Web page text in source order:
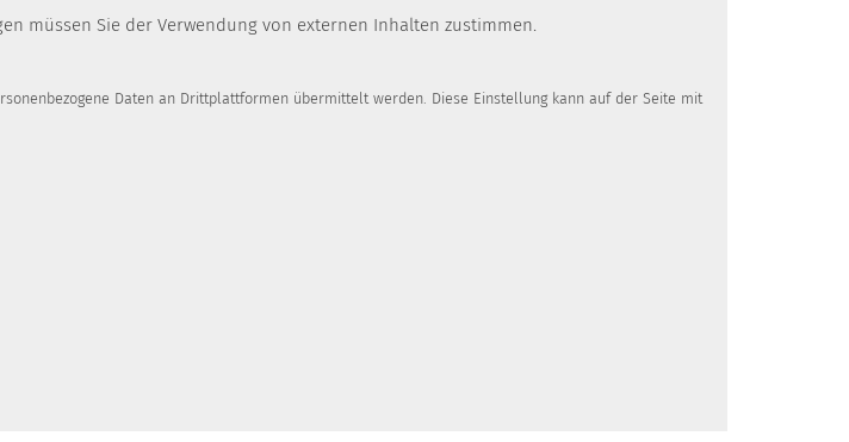
müssen Sie der Verwendung von externen Inhalten zustimmen.
Daten an Drittplattformen übermittelt werden. Diese Einstellung kann auf der Seite mit